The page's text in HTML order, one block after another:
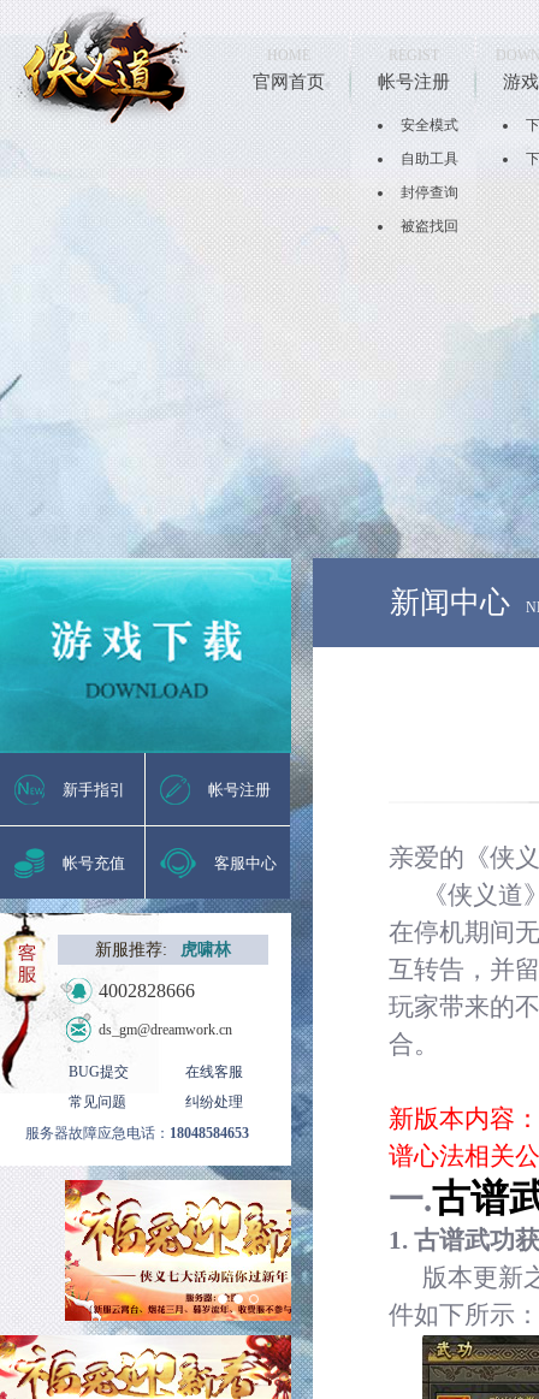
HOME
官网首页
REGIST
帐号注册
安全模式
自助工具
封停查询
被盗找回
游
新手指引 帐号注册
帐号充值 客服中心
新服推荐: 虎啸林
4002828666
ds_gm@dreamwork.cn
BUG提交
在线客服
常见问题
纠纷处理
服务器故障应急电话： 18048584653
新闻中心
亲爱的《侠
《侠义道
在停机期间
互转告，并
玩家带来的
合。
新版本内容
谱心法相关
一.古谱
1. 古谱武功
版本更新
件如下所示：